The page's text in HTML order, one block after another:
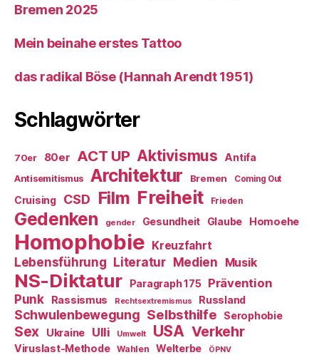
Bremen 2025
Mein beinahe erstes Tattoo
das radikal Böse (Hannah Arendt 1951)
Schlagwörter
70er 80er ACT UP Aktivismus Antifa
Antisemitismus Architektur Bremen Coming Out
Cruising CSD Film Freiheit Frieden
Gedenken gender Gesundheit Glaube Homoehe
Homophobie Kreuzfahrt
Lebensführung Literatur Medien Musik
NS-Diktatur Paragraph 175
Prävention
Punk
Rassismus Rechtsextremismus Russland
Schwulenbewegung Selbsthilfe Serophobie
Sex Ukraine Ulli Umwelt USA Verkehr
Viruslast-Methode Wahlen Welterbe ÖPNV